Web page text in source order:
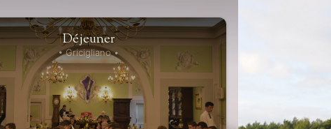
Déjeuner
• Gricigliano •